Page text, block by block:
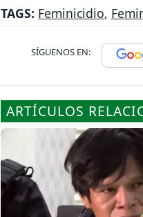
TAGS: Feminicidio,
SÍGUENOS EN:
ARTÍCULOS